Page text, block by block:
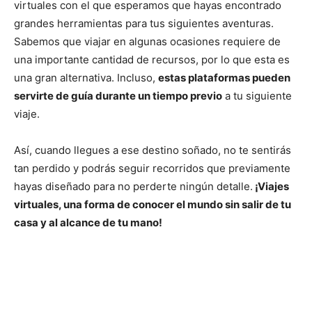
virtuales con el que esperamos que hayas encontrado
grandes herramientas para tus siguientes aventuras.
Sabemos que viajar en algunas ocasiones requiere de
una importante cantidad de recursos, por lo que esta es
una gran alternativa. Incluso, estas plataformas pueden
servirte de guía durante un tiempo previo a tu siguiente
viaje.
Así, cuando llegues a ese destino soñado, no te sentirás
tan perdido y podrás seguir recorridos que previamente
hayas diseñado para no perderte ningún detalle. ¡Viajes
virtuales, una forma de conocer el mundo sin salir de tu
casa y al alcance de tu mano!